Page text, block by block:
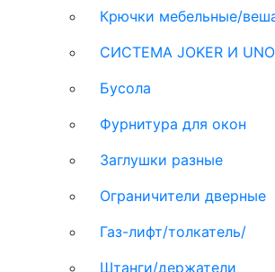
Крючки мебельные/
СИСТЕМА JOKER И UNO
Бусола
Фурнитура для окон
Заглушки разные
Ограничители дверные
Газ-лифт/толкатель/
Штанги/держатели